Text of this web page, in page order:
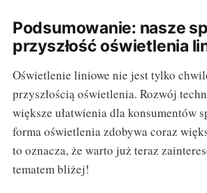
Podsumowanie: nasze
przyszłość oświetlenia
Oświetlenie liniowe nie jest tylko
przyszłością oświetlenia. Rozwój
większe ułatwienia dla konsumentów
forma oświetlenia zdobywa coraz
to oznacza, że warto już teraz
tematem bliżej!